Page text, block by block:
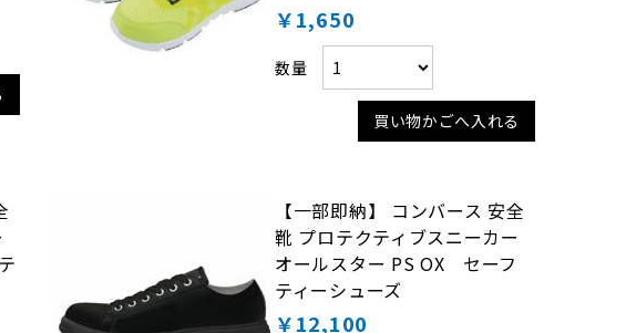
￥1,650
数量
買い物かごへ入れる
【一部即納】 コンバース 安全
靴 プロテクティブスニーカー
オールスター PS OX セーフ
ティーシューズ
￥12,100